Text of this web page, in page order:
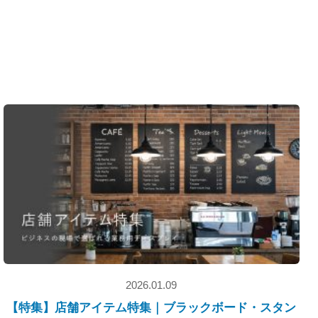
2026.01.09
【特集】店舗アイテム特集｜ブラックボード・スタン